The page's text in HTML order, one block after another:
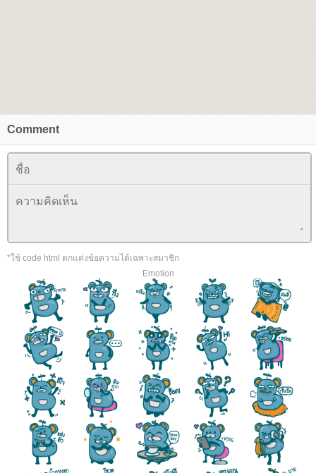
Comment
*ใช้ code html ตกแต่งข้อความได้เฉพาะสมาชิก
Emotion